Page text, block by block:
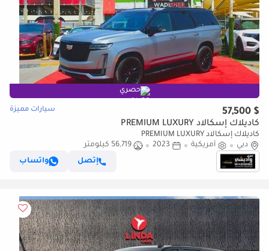
حصري
$ 57,500 سيارات مميزة
كاديلاك إسكالاد PREMIUM LUXURY
كاديلاك إسكالاد PREMIUM LUXURY
دبي
أمريكية 2023
56,719 كيلومتر
إتصل
واتساب